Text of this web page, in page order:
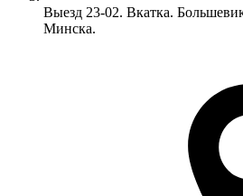
Выезд 23-02. Вкатка.
Минска.